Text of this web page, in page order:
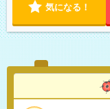
気になる！